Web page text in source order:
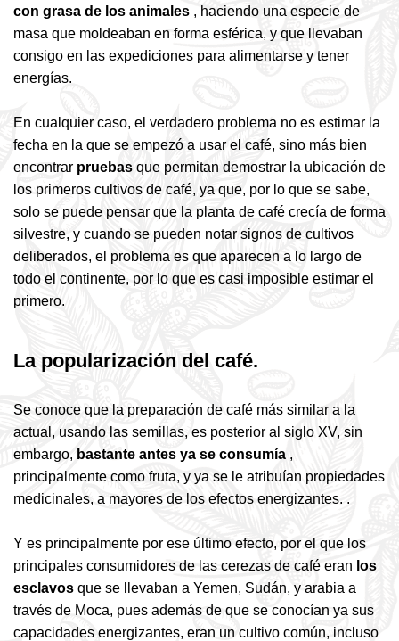
con grasa de los animales , haciendo una especie de
masa que moldeaban en forma esférica, y que llevaban
consigo en las expediciones para alimentarse y tener
energías.
En cualquier caso, el verdadero problema no es estimar la
fecha en la que se empezó a usar el café, sino más bien
encontrar pruebas que permitan demostrar la ubicación de
los primeros cultivos de café, ya que, por lo que se sabe,
solo se puede pensar que la planta de café crecía de forma
silvestre, y cuando se pueden notar signos de cultivos
deliberados, el problema es que aparecen a lo largo de
todo el continente, por lo que es casi imposible estimar el
primero.
La popularización del café.
Se conoce que la preparación de café más similar a la
actual, usando las semillas, es posterior al siglo XV, sin
embargo, bastante antes ya se consumía ,
principalmente como fruta, y ya se le atribuían propiedades
medicinales, a mayores de los efectos energizantes. .
Y es principalmente por ese último efecto, por el que los
principales consumidores de las cerezas de café eran los
esclavos que se llevaban a Yemen, Sudán, y arabia a
través de Moca, pues además de que se conocían ya sus
capacidades energizantes, eran un cultivo común, incluso